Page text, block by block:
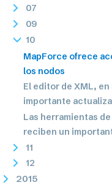
07
09
10
MapForce ofrece
los nodos
El editor de XML,
importante
Las herramientas
reciben un
11
12
2015